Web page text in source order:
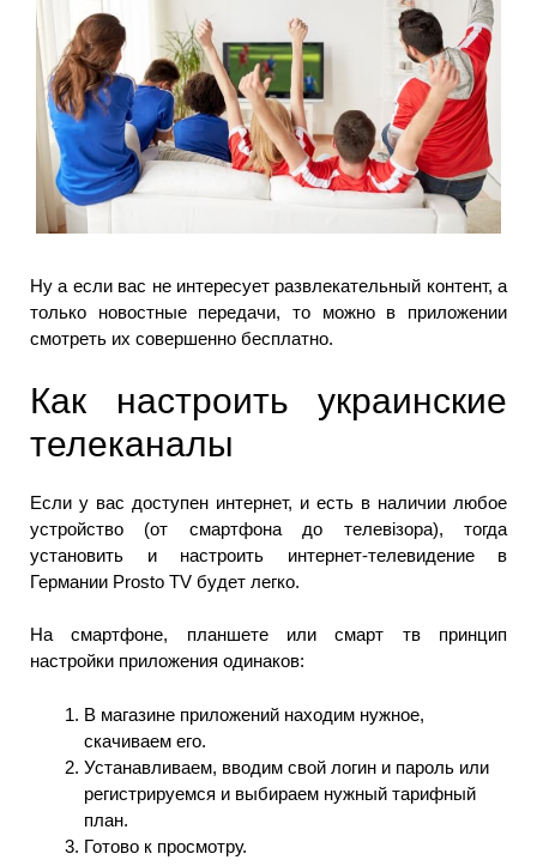
Ну а если вас не интересует развлекательный контент, а
только новостные передачи, то можно в приложении
смотреть их совершенно бесплатно.
Как настроить украинские
телеканалы
Если у вас доступен интернет, и есть в наличии любое
устройство (от смартфона до телевізора), тогда
установить и настроить интернет-телевидение в
Германии Prosto TV будет легко.
На смартфоне, планшете или смарт тв принцип
настройки приложения одинаков:
В магазине приложений находим нужное,
скачиваем его.
Устанавливаем, вводим свой логин и пароль или
регистрируемся и выбираем нужный тарифный
план.
Готово к просмотру.